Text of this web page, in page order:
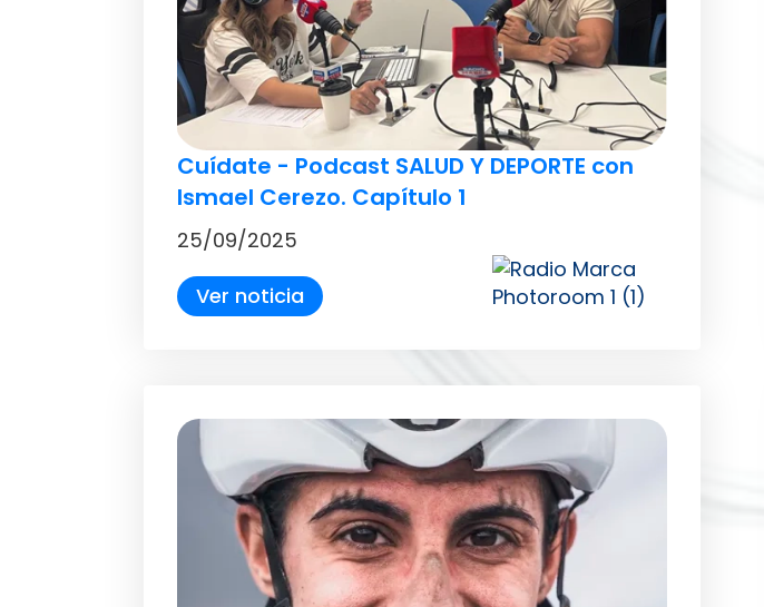
Cuídate - Podcast SALUD Y DEPORTE con
Ismael Cerezo. Capítulo 1
25/09/2025
Ver noticia